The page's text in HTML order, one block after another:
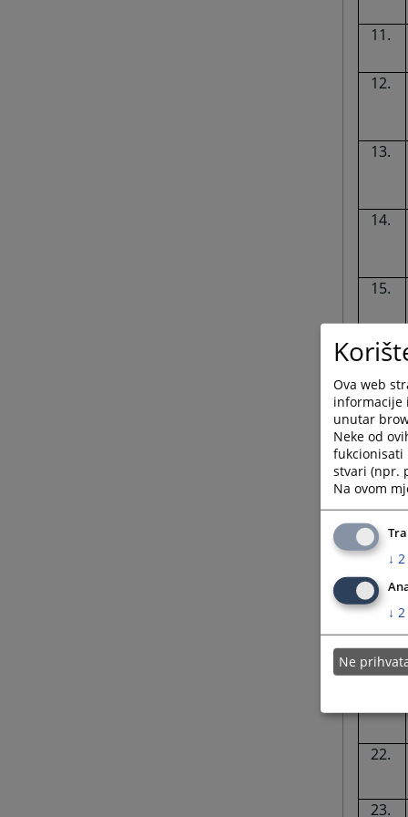
Ova web
informacije
unutar
Neke od
fukcionisati
stvari (npr.
Na ovom
↓ 2
↓ 2
Ne